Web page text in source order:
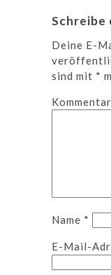
Schreibe
Deine E-
sind mit *
Kommentar
Name *
E-Mail-